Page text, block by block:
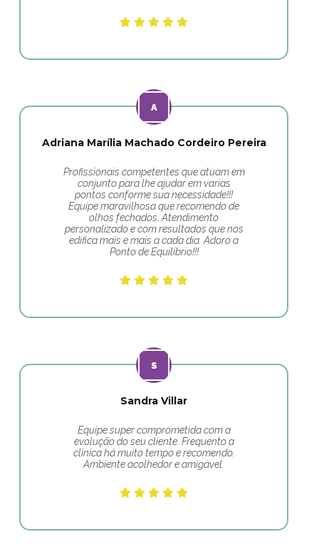
Adriana Marília Machado Cordeiro Pereira
Profissionais competentes que atuam em
conjunto para lhe ajudar em varias
pontos conforme sua necessidade!!!
Equipe maravilhosa que recomendo de
olhos fechados. Atendimento
personalizado e com resultados que nos
edifica mais e mais a cada dia. Adoro a
Ponto de Equilíbrio!!!
Sandra Villar
Equipe super comprometida com a
evolução do seu cliente. Frequento a
clínica há muito tempo e recomendo.
Ambiente acolhedor e amigável.